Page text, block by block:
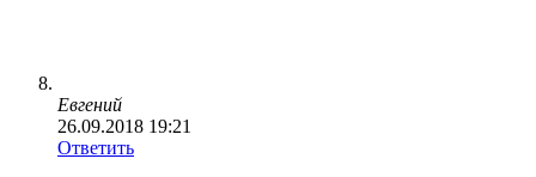
Евгений
26.09.2018 19:21
Ответить